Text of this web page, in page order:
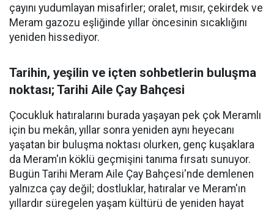
çayını yudumlayan misafirler; oralet, mısır, çekirdek ve
Meram gazozu eşliğinde yıllar öncesinin sıcaklığını
yeniden hissediyor.
Tarihin, yeşilin ve içten sohbetlerin buluşma
noktası; Tarihi Aile Çay Bahçesi
Çocukluk hatıralarını burada yaşayan pek çok Meramlı
için bu mekân, yıllar sonra yeniden aynı heyecanı
yaşatan bir buluşma noktası olurken, genç kuşaklara
da Meram'ın köklü geçmişini tanıma fırsatı sunuyor.
Bugün Tarihi Meram Aile Çay Bahçesi'nde demlenen
yalnızca çay değil; dostluklar, hatıralar ve Meram'ın
yıllardır süregelen yaşam kültürü de yeniden hayat